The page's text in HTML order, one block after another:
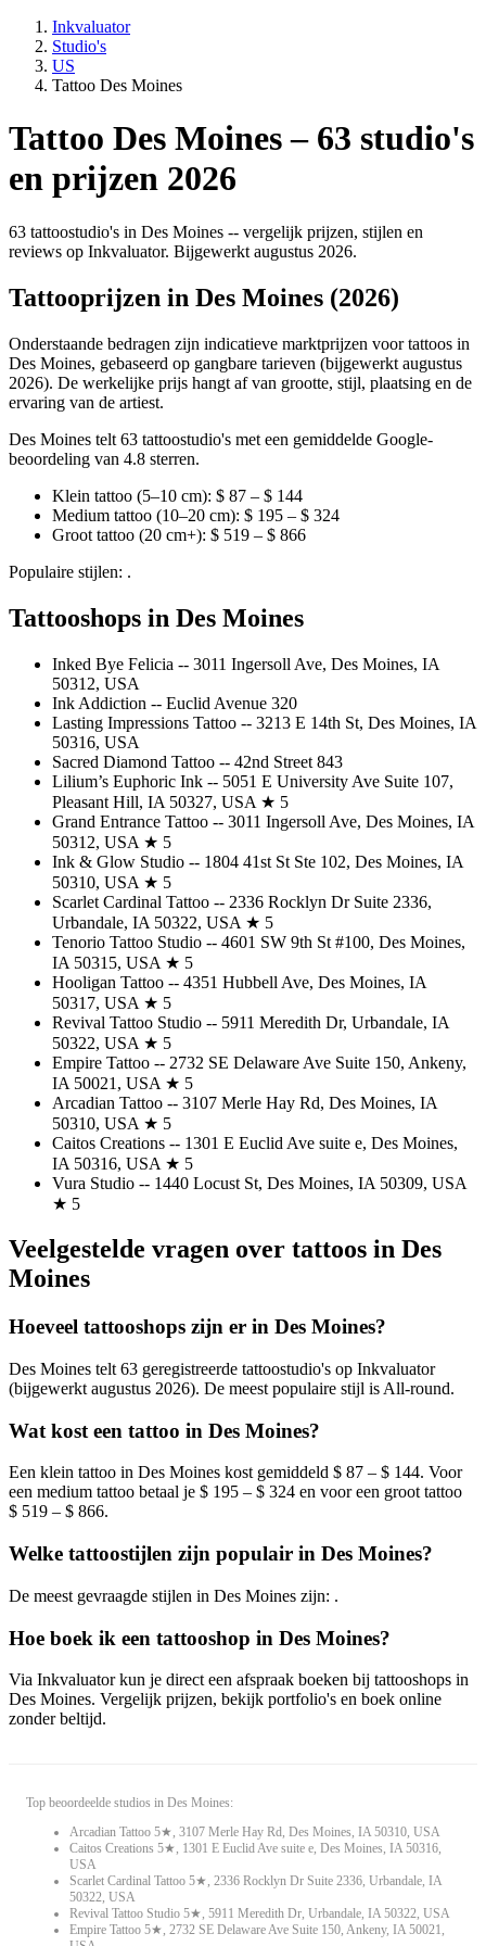
Inkvaluator
Studio's
US
Tattoo Des Moines
Tattoo Des Moines – 63 studio's
en prijzen 2026
63 tattoostudio's in Des Moines -- vergelijk prijzen, stijlen en
reviews op Inkvaluator. Bijgewerkt augustus 2026.
Tattooprijzen in Des Moines (2026)
Onderstaande bedragen zijn indicatieve marktprijzen voor tattoos in
Des Moines, gebaseerd op gangbare tarieven (bijgewerkt augustus
2026). De werkelijke prijs hangt af van grootte, stijl, plaatsing en de
ervaring van de artiest.
Des Moines telt 63 tattoostudio's met een gemiddelde Google-
beoordeling van 4.8 sterren.
Klein tattoo (5–10 cm): $ 87 – $ 144
Medium tattoo (10–20 cm): $ 195 – $ 324
Groot tattoo (20 cm+): $ 519 – $ 866
Populaire stijlen: .
Tattooshops in Des Moines
Inked Bye Felicia -- 3011 Ingersoll Ave, Des Moines, IA
50312, USA
Ink Addiction -- Euclid Avenue 320
Lasting Impressions Tattoo -- 3213 E 14th St, Des Moines, IA
50316, USA
Sacred Diamond Tattoo -- 42nd Street 843
Lilium’s Euphoric Ink -- 5051 E University Ave Suite 107,
Pleasant Hill, IA 50327, USA ★ 5
Grand Entrance Tattoo -- 3011 Ingersoll Ave, Des Moines, IA
50312, USA ★ 5
Ink & Glow Studio -- 1804 41st St Ste 102, Des Moines, IA
50310, USA ★ 5
Scarlet Cardinal Tattoo -- 2336 Rocklyn Dr Suite 2336,
Urbandale, IA 50322, USA ★ 5
Tenorio Tattoo Studio -- 4601 SW 9th St #100, Des Moines,
IA 50315, USA ★ 5
Hooligan Tattoo -- 4351 Hubbell Ave, Des Moines, IA
50317, USA ★ 5
Revival Tattoo Studio -- 5911 Meredith Dr, Urbandale, IA
50322, USA ★ 5
Empire Tattoo -- 2732 SE Delaware Ave Suite 150, Ankeny,
IA 50021, USA ★ 5
Arcadian Tattoo -- 3107 Merle Hay Rd, Des Moines, IA
50310, USA ★ 5
Caitos Creations -- 1301 E Euclid Ave suite e, Des Moines,
IA 50316, USA ★ 5
Vura Studio -- 1440 Locust St, Des Moines, IA 50309, USA
★ 5
Veelgestelde vragen over tattoos in Des
Moines
Hoeveel tattooshops zijn er in Des Moines?
Des Moines telt 63 geregistreerde tattoostudio's op Inkvaluator
(bijgewerkt augustus 2026). De meest populaire stijl is All-round.
Wat kost een tattoo in Des Moines?
Een klein tattoo in Des Moines kost gemiddeld $ 87 – $ 144. Voor
een medium tattoo betaal je $ 195 – $ 324 en voor een groot tattoo
$ 519 – $ 866.
Welke tattoostijlen zijn populair in Des Moines?
De meest gevraagde stijlen in Des Moines zijn: .
Hoe boek ik een tattooshop in Des Moines?
Via Inkvaluator kun je direct een afspraak boeken bij tattooshops in
Des Moines. Vergelijk prijzen, bekijk portfolio's en boek online
zonder beltijd.
Top beoordeelde studios in Des Moines:
Arcadian Tattoo 5★, 3107 Merle Hay Rd, Des Moines, IA 50310, USA
Caitos Creations 5★, 1301 E Euclid Ave suite e, Des Moines, IA 50316,
USA
Scarlet Cardinal Tattoo 5★, 2336 Rocklyn Dr Suite 2336, Urbandale, IA
50322, USA
Revival Tattoo Studio 5★, 5911 Meredith Dr, Urbandale, IA 50322, USA
Empire Tattoo 5★, 2732 SE Delaware Ave Suite 150, Ankeny, IA 50021,